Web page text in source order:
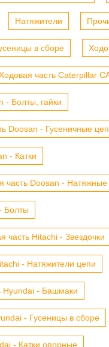
Натяжители
в сборе
часть Caterpillar
- Болты, гайки
Doosan - Гусеничные
- Катки
часть Doosan -
Болты
часть Hitachi - Звездочки
- Натяжители цепи
Hyundai - Башмаки
- Гусеницы в сборе
- Катки опорные